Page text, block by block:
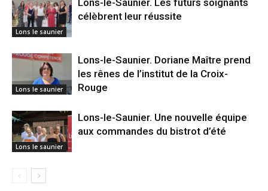
Lons le saunier
célèbrent leur réussite
Lons le saunier
Lons-le-Saunier. Doriane Maître prend
les rênes de l’institut de la Croix-
Rouge
Lons le saunier
Lons-le-Saunier. Une nouvelle équipe
aux commandes du bistrot d’été